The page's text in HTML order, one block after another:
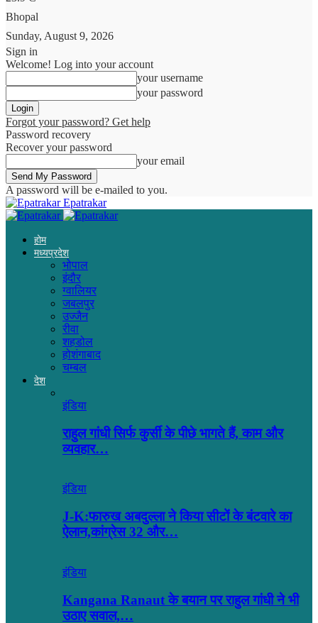
Bhopal
Sunday, August 9, 2026
Sign in
Welcome! Log into your account
your username
your password
Forgot your password? Get help
Password recovery
Recover your password
your email
A password will be e-mailed to you.
Epatrakar
होम
मध्यप्रदेश
भोपाल
इंदौर
ग्वालियर
जबलपुर
उज्जैन
रीवा
शहडोल
होशंगाबाद
चम्बल
देश
इंडिया
राहुल गांधी सिर्फ कुर्सी के पीछे भागते हैं, काम और
व्यवहार…
इंडिया
J-K:फारुख अबदुल्ला ने किया सीटों के बंटवारे का
ऐलान,कांग्रेस 32 और…
इंडिया
Kangana Ranaut के बयान पर राहुल गांधी ने भी
उठाए सवाल,…